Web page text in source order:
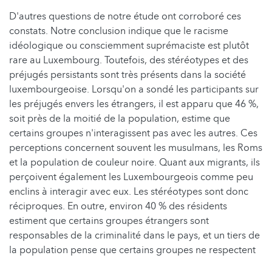
D'autres questions de notre étude ont corroboré ces
constats. Notre conclusion indique que le racisme
idéologique ou consciemment suprémaciste est plutôt
rare au Luxembourg. Toutefois, des stéréotypes et des
préjugés persistants sont très présents dans la société
luxembourgeoise. Lorsqu'on a sondé les participants sur
les préjugés envers les étrangers, il est apparu que 46 %,
soit près de la moitié de la population, estime que
certains groupes n'interagissent pas avec les autres. Ces
perceptions concernent souvent les musulmans, les Roms
et la population de couleur noire. Quant aux migrants, ils
perçoivent également les Luxembourgeois comme peu
enclins à interagir avec eux. Les stéréotypes sont donc
réciproques. En outre, environ 40 % des résidents
estiment que certains groupes étrangers sont
responsables de la criminalité dans le pays, et un tiers de
la population pense que certains groupes ne respectent